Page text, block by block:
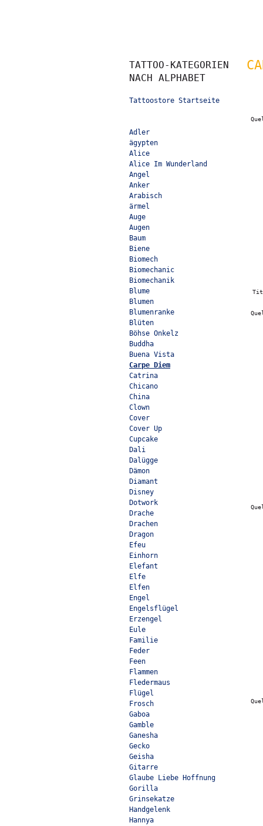
TATTOO-KATEGORIEN
NACH ALPHABET
Tattoostore Startseite
Adler
ägypten
Alice
Alice Im Wunderland
Angel
Anker
Arabisch
ärmel
Auge
Augen
Baum
Biene
Biomech
Biomechanic
Biomechanik
Blume
Blumen
Blumenranke
Blüten
Böhse Onkelz
Buddha
Buena Vista
Carpe Diem
Catrina
Chicano
China
Clown
Cover
Cover Up
Cupcake
Dali
Dalügge
Dämon
Diamant
Disney
Dotwork
Drache
Drachen
Dragon
Efeu
Einhorn
Elefant
Elfe
Elfen
Engel
Engelsflügel
Erzengel
Eule
Familie
Feder
Feen
Flammen
Fledermaus
Flügel
Frosch
Gaboa
Gamble
Ganesha
Gecko
Geisha
Gitarre
Glaube Liebe Hoffnung
Gorilla
Grinsekatze
Handgelenk
Hannya